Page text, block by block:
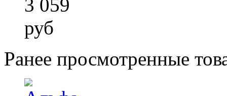
3 059
руб
Ранее просмотренные